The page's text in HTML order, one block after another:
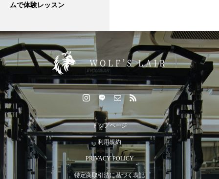
ムで体験レッスン
トップページ
利用規約
PRIVACY POLICY
特定商取引法に基づく表記